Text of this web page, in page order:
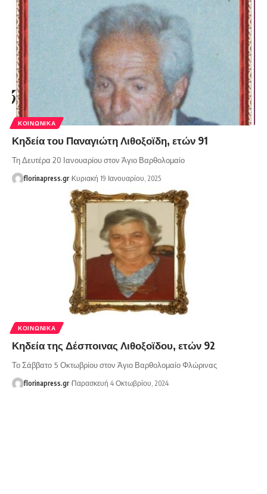
ΚΟΙΝΩΝΙΚΆ
Κηδεία του Παναγιώτη Λιθοξοϊδη, ετών 91
Τη Δευτέρα 20 Ιανουαρίου στον Άγιο Βαρθολομαίο
florinapress.gr Κυριακή 19 Ιανουαρίου, 2025
ΚΟΙΝΩΝΙΚΆ
Κηδεία της Δέσποινας Λιθοξοϊδου, ετών 92
Το Σάββατο 5 Οκτωβρίου στον Άγιο Βαρθολομαίο Φλώρινας
florinapress.gr Παρασκευή 4 Οκτωβρίου, 2024